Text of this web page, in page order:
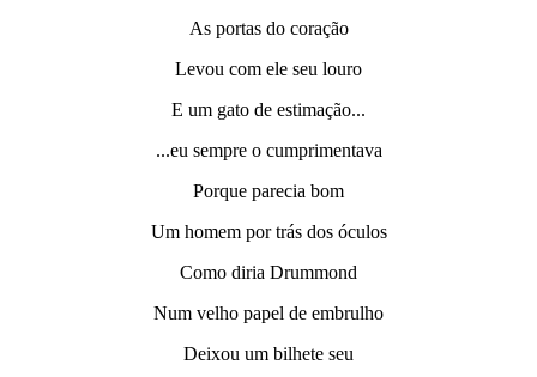
As portas do coração
Levou com ele seu louro
E um gato de estimação...
...eu sempre o cumprimentava
Porque parecia bom
Um homem por trás dos óculos
Como diria Drummond
Num velho papel de embrulho
Deixou um bilhete seu